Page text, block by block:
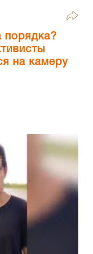
порядка?
на камеру